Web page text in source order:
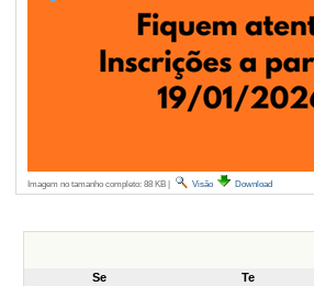
Imagem no tamanho completo: 88 KB| Visão Download
Se Te